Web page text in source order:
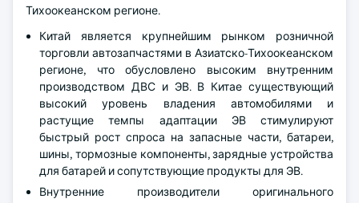
Тихоокеанском регионе.
Китай является крупнейшим рынком розничной
торговли автозапчастями в Азиатско-Тихоокеанском
регионе, что обусловлено высоким внутренним
производством ДВС и ЭВ. В Китае существующий
высокий уровень владения автомобилями и
растущие темпы адаптации ЭВ стимулируют
быстрый рост спроса на запасные части, батареи,
шины, тормозные компоненты, зарядные устройства
для батарей и сопутствующие продукты для ЭВ.
Внутренние производители оригинального